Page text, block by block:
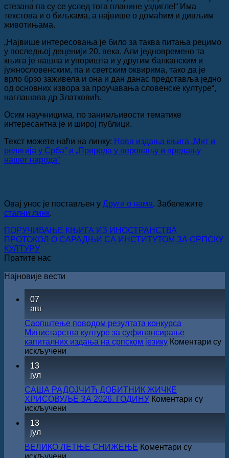
стезана па су се услед тога планине уздигле!“ Има
текстова и о биљкама, а највише о домаћим и дивљим
животињама.
„Највише интересовања је било за таква питања рецимо
у последњој деценији 20. века. Али једновремено та
књига је нашла и упоришта и у другим балканским и
јужнословенским, па и светским оквирима, тако да је
врло брзо заживела и она и дан данас представља једно
од основних извора за проучавања словенске културе“,
наглашава др Златковић.
Осим научницима, по занимљивости тематике
интересантна је и широј публици.
Текст можете наћи на линку: Нова издања књига „Мит и
религија у Срба“ и „Природа у веровању и предању
нашег народа“
Овај унос је постављен у Други о нама. Забележите
стални линк.
ПОРУЧИВАЊЕ КЊИГА ИЗ ИНОСТРАНСТВА
ПРОТОКОЛ О САРАДЊИ СА ИНСТИТУТОМ ЗА СРПСКУ
КУЛТУРУ
Пратите нас
Најновије вести
07
авг
Саопштење поводом резултата конкурса
Министарства културе за суфинансирање
капиталних издања на српском језику Коментари су
искључени
конкурса
Министарства
културе
за
издања
на
13
јул
САША РАДОЈЧИЋ ДОБИТНИК ЖИЧКЕ
ХРИСОВУЉЕ ЗА 2026. ГОДИНУ Коментари су
искључени
ЖИЧКЕ
ХРИСОВУЉЕ
13
јул
ВЕЛИКО ЛЕТЊЕ СНИЖЕЊЕ Коментари су
искључени